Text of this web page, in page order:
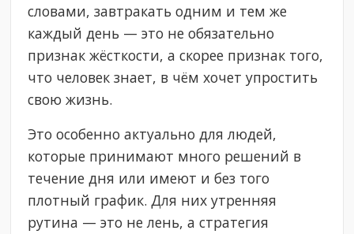
словами, завтракать одним и тем же
каждый день — это не обязательно
признак жёсткости, а скорее признак того,
что человек знает, в чём хочет упростить
свою жизнь.
Это особенно актуально для людей,
которые принимают много решений в
течение дня или имеют и без того
плотный график. Для них утренняя
рутина — это не лень, а стратегия